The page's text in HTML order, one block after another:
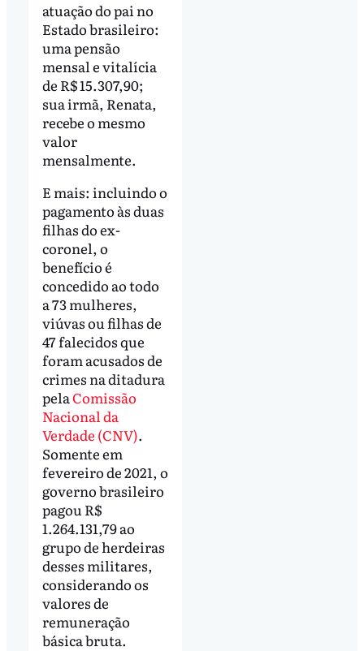
atuação do pai no
Estado brasileiro:
uma pensão
mensal e vitalícia
de R$ 15.307,90;
sua irmã, Renata,
recebe o mesmo
valor
mensalmente.
E mais: incluindo o
pagamento às duas
filhas do ex-
coronel, o
benefício é
concedido ao todo
a 73 mulheres,
viúvas ou filhas de
47 falecidos que
foram acusados de
crimes na ditadura
pelaComissão
Nacional da
Verdade (CNV).
Somente em
fevereiro de 2021, o
governo brasileiro
pagou R$
1.264.131,79 ao
grupo de herdeiras
desses militares,
considerando os
valores de
remuneração
básica bruta.